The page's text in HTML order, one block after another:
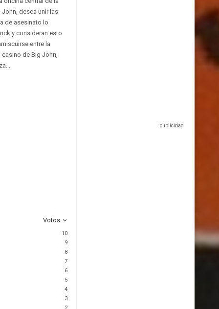
desea unir las
de asesinato lo
y consideran esto
entre la
casino de Big John,
Votos
10
9
8
7
6
5
4
3